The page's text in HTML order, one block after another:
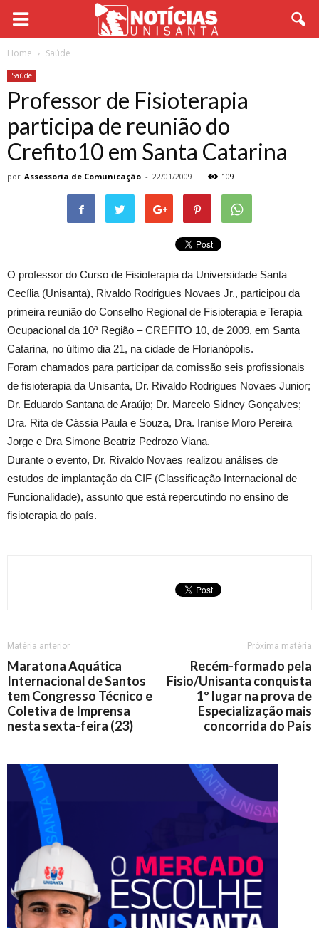
Home Saúde
Saúde
Professor de Fisioterapia
participa de reunião do
Crefito10 em Santa Catarina
por Assessoria de Comunicação - 22/01/2009 109
O professor do Curso de Fisioterapia da Universidade Santa
Cecília (Unisanta), Rivaldo Rodrigues Novaes Jr., participou da
primeira reunião do Conselho Regional de Fisioterapia e Terapia
Ocupacional da 10ª Região – CREFITO 10, de 2009, em Santa
Catarina, no último dia 21, na cidade de Florianópolis.
Foram chamados para participar da comissão seis profissionais
de fisioterapia da Unisanta, Dr. Rivaldo Rodrigues Novaes Junior;
Dr. Eduardo Santana de Araújo; Dr. Marcelo Sidney Gonçalves;
Dra. Rita de Cássia Paula e Souza, Dra. Iranise Moro Pereira
Jorge e Dra Simone Beatriz Pedrozo Viana.
Durante o evento, Dr. Rivaldo Novaes realizou análises de
estudos de implantação da CIF (Classificação Internacional de
Funcionalidade), assunto que está repercutindo no ensino de
fisioterapia do país.
Matéria anterior
Maratona Aquática
Internacional de Santos
tem Congresso Técnico e
Coletiva de Imprensa
nesta sexta-feira (23)
Próxima matéria
Recém-formado pela
Fisio/Unisanta conquista
1º lugar na prova de
Especialização mais
concorrida do País